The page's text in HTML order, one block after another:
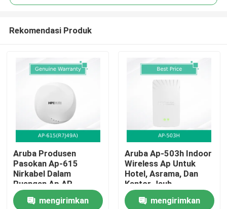
Rumah
Rekomendasi Produk
Aruba Produsen
Pasokan Ap-615
Nirkabel Dalam
Ruangan Ap AP-
615(R7J49A)
mengirimkan
Aruba Ap-503h Indoor
Wireless Ap Untuk
Hotel, Asrama, Dan
Kantor Jauh
mengirimkan